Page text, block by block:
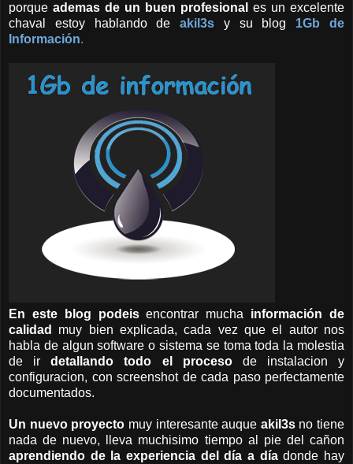
porque ademas de un buen profesional es un excelente
chaval estoy hablando de
akil3s y su blog 1Gb de
Información.
En este blog podeisencontrar mucha información de
calidad
muy bien explicada, cada vez que el autor nos
habla de algun software o sistema se toma toda la molestia
de irdetallando todo el procesode instalacion y
configuracion, con screenshot de cada paso perfectamente
documentados.
Un nuevo proyecto muy interesante auque akil3sno tiene
nada de nuevo, lleva muchisimo tiempo al pie del cañon
aprendiendo de la experiencia del día a díadonde hay